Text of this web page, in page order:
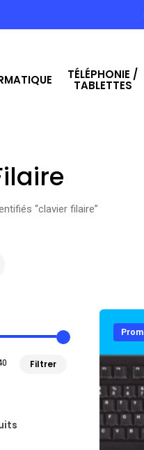
TÉLÉPHONIE /
TABLETTES
“clavier filaire”
Filtrer